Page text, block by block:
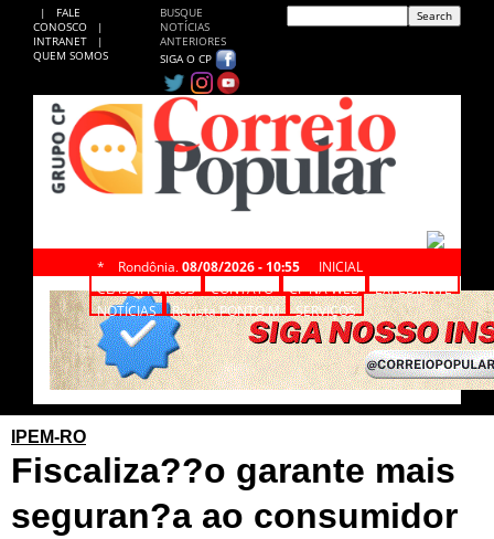
|
FALE
CONOSCO
|
INTRANET
|
QUEM SOMOS
BUSQUE
NOTÍCIAS
ANTERIORES
SIGA O CP
* Rondônia, 08/08/2026 - 10:55
INICIAL
CLASSIFICADOS
CONTATO CP NA WEB
EXPEDIENTE
NOTÍCIAS
Revista PONTO M SERVIÇOS
IPEM-RO
Fiscaliza??o garante mais
seguran?a ao consumidor